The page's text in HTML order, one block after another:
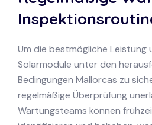
Um die bestmögliche Leistung
Solarmodule unter den
Bedingungen Mallorcas zu
regelmäßige Überprüfung
Wartungsteams können